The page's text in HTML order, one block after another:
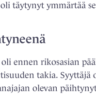
täytynyt ymmärtää
ennen rikosasian
takia.
olevan